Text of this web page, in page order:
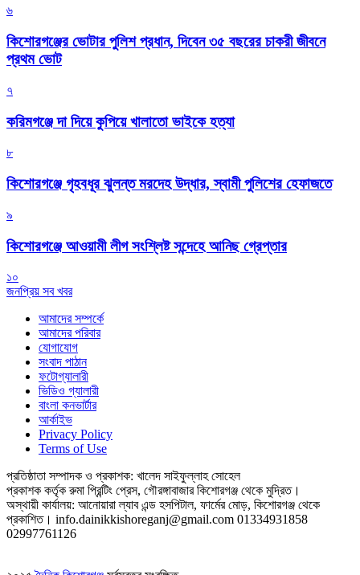
৬
কিশোরগঞ্জের ভোটার পুলিশ প্রধান, দিবেন ৩৫ বছরের চাকরী জীবনে
প্রথম ভোট
৭
করিমগঞ্জে দা দিয়ে কুপিয়ে খালাতো ভাইকে হত্যা
৮
কিশোরগঞ্জে গৃহবধূর ঝুলন্ত মরদেহ উদ্ধার, স্বামী পুলিশের হেফাজতে
৯
কিশোরগঞ্জে আওয়ামী লীগ সংশ্লিষ্ট সন্দেহে আনিছ গ্রেপ্তার
১০
জনপ্রিয় সব খবর
আমাদের সম্পর্কে
আমাদের পরিবার
যোগাযোগ
সংবাদ পাঠান
ফটোগ্যালারী
ভিডিও গ্যালারী
বাংলা কনভার্টার
আর্কাইভ
Privacy Policy
Terms of Use
প্রতিষ্ঠাতা সম্পাদক ও প্রকাশক: খালেদ সাইফুল্লাহ সোহেল
প্রকাশক কর্তৃক রুমা প্রিন্টিং প্রেস, গৌরঙ্গাবাজার কিশোরগঞ্জ থেকে মুদ্রিত।
অস্থায়ী কার্যালয়: আনোয়ারা ল্যাব এন্ড হসপিটাল, ফার্মের মোড়, কিশোরগঞ্জ থেকে
প্রকাশিত। info.dainikkishoreganj@gmail.com 01334931858
02997761126